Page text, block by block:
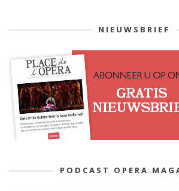
NIEUWSBRIEF
PODCAST OPERA